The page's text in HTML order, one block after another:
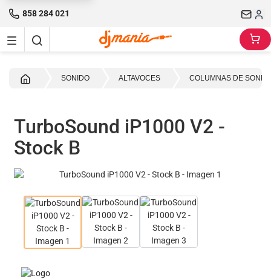
858 284 021
SONIDO ALTAVOCES COLUMNAS DE
TurboSound iP1000 V2 -
Stock B